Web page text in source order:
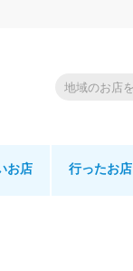
お店 行ったお店